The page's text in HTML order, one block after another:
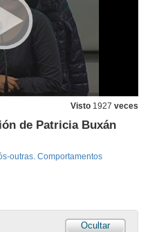
Visto 1927 veces
de Patricia Buxán
outras. Comportamentos
Ocultar